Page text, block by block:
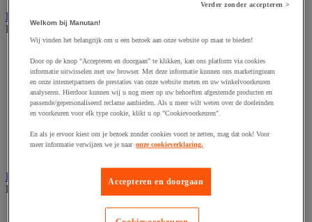
Barrière- en beschermingspaal
Bekijk de hele productgroep
Afzetpaal met bord
Afzetpaal met ketting
Afzetpaal met koord
Beschermende afscherming
Beschermende rolbeugel
Muurhouder met riem
Bescherming en demper
Bekijk de hele productgroep
Verder zonder accepteren >
Welkom bij Manutan!
Wij vinden het belangrijk om u een bezoek aan onze website op maat te bieden!
Door op de knop "Accepteren en doorgaan" te klikken, kan ons platform via cookies
informatie uitwisselen met uw browser. Met deze informatie kunnen ons marketingteam
en onze internetpartners de prestaties van onze website meten en uw winkelvoorkeuren
analyseren. Hierdoor kunnen wij u nog meer op uw behoeften afgestemde producten en
passende/gepersonaliseerd reclame aanbieden. Als u meer wilt weten over de doeleinden
en voorkeuren voor elk type cookie, klikt u op "Cookievoorkeuren".
En als je ervoor kiest om je bezoek zonder cookies voort te zetten, mag dat ook! Voor
meer informatie verwijzen we je naar onze cookieverklaring.
Accepteren en doorgaan